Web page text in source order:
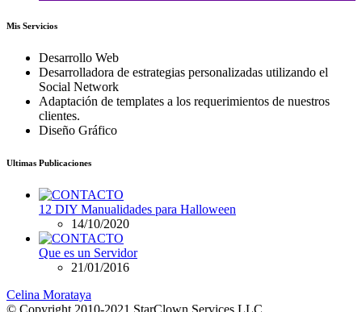
Mis Servicios
Desarrollo Web
Desarrolladora de estrategias personalizadas utilizando el
Social Network
Adaptación de templates a los requerimientos de nuestros
clientes.
Diseño Gráfico
Ultimas Publicaciones
12 DIY Manualidades para Halloween
14/10/2020
Que es un Servidor
21/01/2016
Celina Morataya
© Copyright 2010-2021 StarClown Services LLC